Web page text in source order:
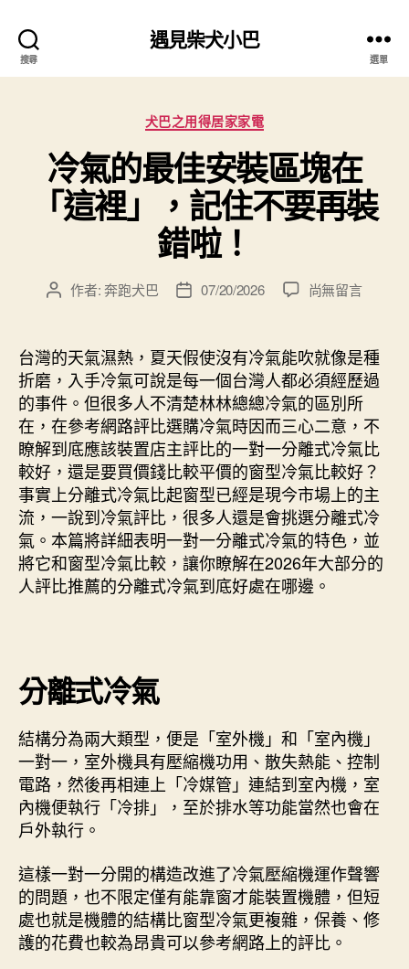
搜尋
遇見柴犬小巴
選單
分
類
犬巴之用得居家家電
冷氣的最佳安裝區塊在
「這裡」，記住不要再裝
錯啦！
文
者
作者:奔跑犬巴
文
佈
日
期
07/20/2026
在
的
最
佳
安
裝
區
塊
在
「這
裡」，
記
住
不
尚無留言
台灣的天氣濕熱，夏天假使沒有冷氣能吹就像是種
折磨，入手冷氣可說是每一個台灣人都必須經歷過
的事件。但很多人不清楚林林總總冷氣的區別所
在，在參考網路評比選購冷氣時因而三心二意，不
瞭解到底應該裝置店主評比的一對一分離式冷氣比
較好，還是要買價錢比較平價的窗型冷氣比較好？
事實上分離式冷氣比起窗型已經是現今市場上的主
流，一說到冷氣評比，很多人還是會挑選分離式冷
氣。本篇將詳細表明一對一分離式冷氣的特色，並
將它和窗型冷氣比較，讓你瞭解在2026年大部分的
人評比推薦的分離式冷氣到底好處在哪邊。
分離式冷氣
結構分為兩大類型，便是「室外機」和「室內機」
一對一，室外機具有壓縮機功用、散失熱能、控制
電路，然後再相連上「冷媒管」連結到室內機，室
內機便執行「冷排」，至於排水等功能當然也會在
戶外執行。
這樣一對一分開的構造改進了冷氣壓縮機運作聲響
的問題，也不限定僅有能靠窗才能裝置機體，但短
處也就是機體的結構比窗型冷氣更複雜，保養、修
護的花費也較為昂貴可以參考網路上的評比。